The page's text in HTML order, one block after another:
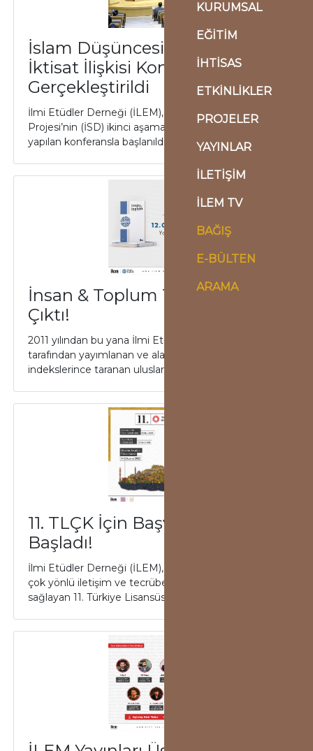
KURUMSAL
EĞİTİM
İHTİSAS
ETKİNLİKLER
PROJELER
YAYINLAR
İLETİŞİM
İLEM TV
BAĞIŞ
E-BÜLTEN
ARAMA
İslam Düşüncesinde Siyaset
İktisat İlişkisi Konferansı
Gerçekleştirildi
İlmi Etüdler Derneği (İLEM), İslam Siyaset Düşüncesi
Projesi’nin (İSD) ikinci aşamasına 29 Mart Salı günü
yapılan konferansla başlanıldığını...
İnsan & Toplum 12. Cilt 1. Sayısı
Çıktı!
2011 yılından bu yana İlmi Etüdler Derneği (İLEM)
tarafından yayımlanan ve alanında önemli atıf
indekslerince taranan uluslararası hakemli d...
11. TLÇK İçin Başvurular
Başladı!
İlmi Etüdler Derneği (İLEM), genç akademisyenlere
çok yönlü iletişim ve tecrübe aktarım imkanı
sağlayan 11. Türkiye Lisansüstü Çalışmalar K...